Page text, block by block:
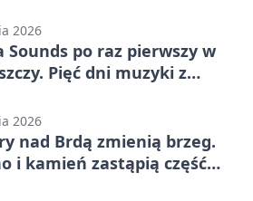
2026
Sounds po raz pierwszy w
Pięć dni muzyki z
2026
nad Brdą zmienią brzeg.
i kamień zastąpią część